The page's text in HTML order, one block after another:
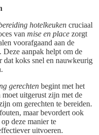
hotelkeuken cruciaal
van mise en place zorgt
voorafgaand aan de
aanpak helpt om de
dat koks snel en nauwkeurig
gerechten begint met het
uitgerust zijn met de
om gerechten te bereiden.
maar bevordert ook
deze manier te
uitvoeren.